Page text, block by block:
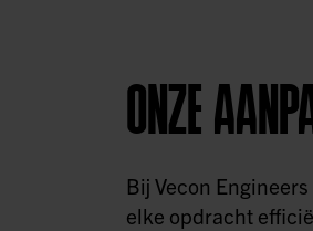
ONZE
Bij Vecon
elke opdracht